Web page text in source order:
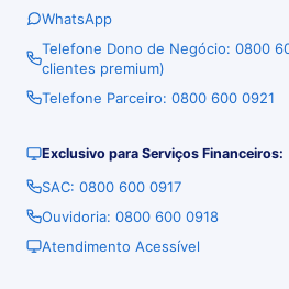
WhatsApp
Telefone Dono de Negócio: 0800
clientes premium)
Telefone Parceiro: 0800 600 0921
Exclusivo para Serviços Financeiros:
SAC: 0800 600 0917
Ouvidoria: 0800 600 0918
Atendimento Acessível